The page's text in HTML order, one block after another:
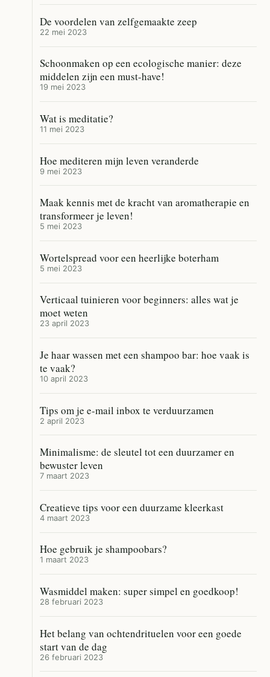
De voordelen van zelfgemaakte zeep
22 mei 2023
Schoonmaken op een ecologische manier: deze
middelen zijn een must-have!
19 mei 2023
Wat is meditatie?
11 mei 2023
Hoe mediteren mijn leven veranderde
9 mei 2023
Maak kennis met de kracht van aromatherapie en
transformeer je leven!
5 mei 2023
Wortelspread voor een heerlijke boterham
5 mei 2023
Verticaal tuinieren voor beginners: alles wat je
moet weten
23 april 2023
Je haar wassen met een shampoo bar: hoe vaak is
te vaak?
10 april 2023
Tips om je e-mail inbox te verduurzamen
2 april 2023
Minimalisme: de sleutel tot een duurzamer en
bewuster leven
7 maart 2023
Creatieve tips voor een duurzame kleerkast
4 maart 2023
Hoe gebruik je shampoobars?
1 maart 2023
Wasmiddel maken: super simpel en goedkoop!
28 februari 2023
Het belang van ochtendrituelen voor een goede
start van de dag
26 februari 2023